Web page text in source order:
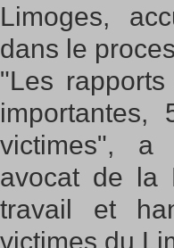
Limoges,
dans le
"Les
importantes,
victimes", a
avocat de la
travail et
victimes du